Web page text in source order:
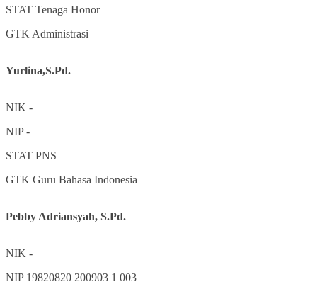
STAT Tenaga Honor
GTK Administrasi
Yurlina,S.Pd.
NIK -
NIP-
STAT PNS
GTK Guru Bahasa Indonesia
Pebby Adriansyah, S.Pd.
NIK -
NIP 19820820 200903 1 003